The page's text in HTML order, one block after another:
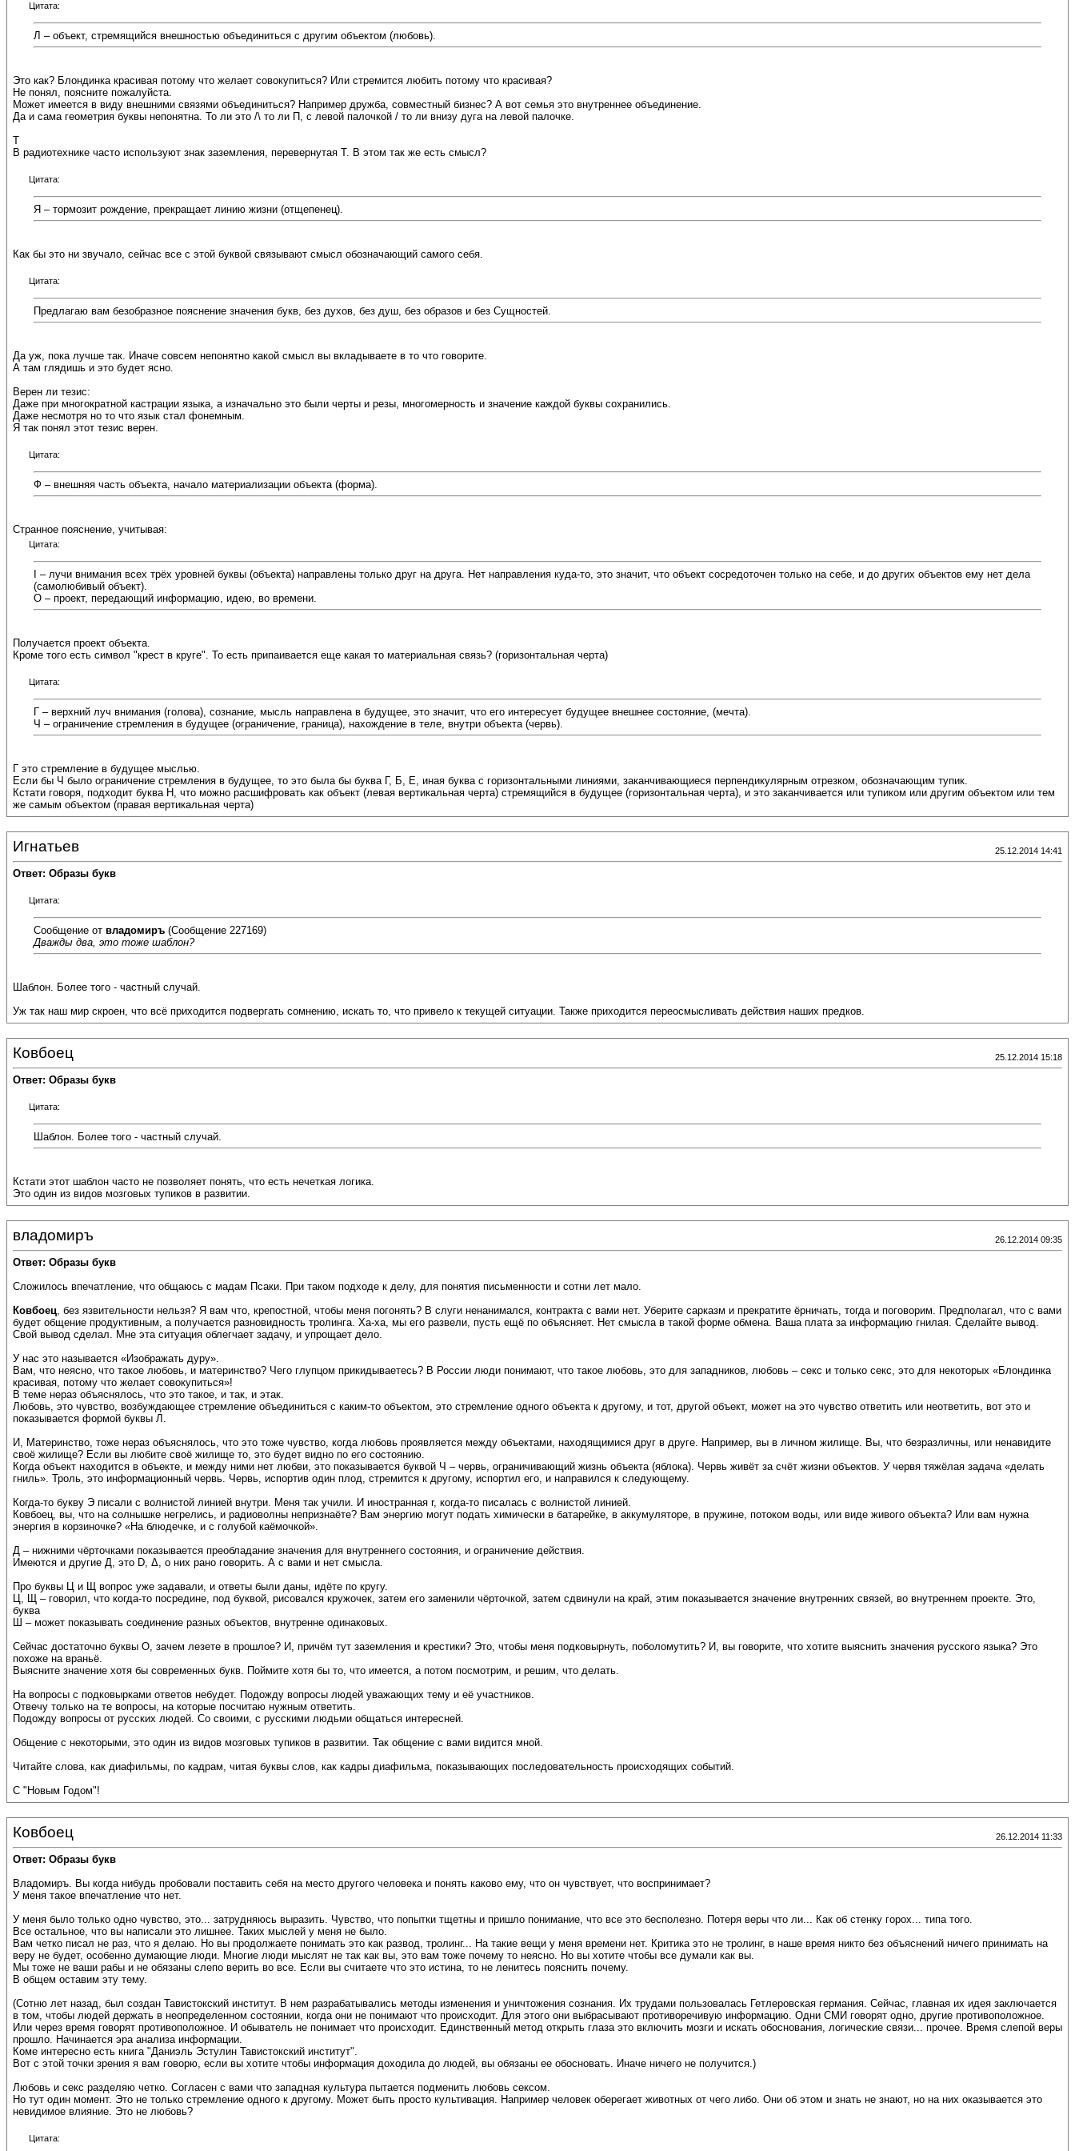
Цитата:
Л – объект, стремящийся внешностью объединиться с другим объектом (любовь).
Это как? Блондинка красивая потому что желает совокупиться? Или стремится любить потому что красивая?
Не понял, поясните пожалуйста.
Может имеется в виду внешними связями объединиться? Например дружба, совместный бизнес? А вот семья это внутреннее объединение.
Да и сама геометрия буквы непонятна. То ли это /\ то ли П, с левой палочкой / то ли внизу дуга на левой палочке.
Т
В радиотехнике часто используют знак заземления, перевернутая Т. В этом так же есть смысл?
Цитата:
Я – тормозит рождение, прекращает линию жизни (отщепенец).
Как бы это ни звучало, сейчас все с этой буквой связывают смысл обозначающий самого себя.
Цитата:
Предлагаю вам безобразное пояснение значения букв, без духов, без душ, без образов и без Сущностей.
Да уж, пока лучше так. Иначе совсем непонятно какой смысл вы вкладываете в то что говорите.
А там глядишь и это будет ясно.
Верен ли тезис:
Даже при многократной кастрации языка, а изначально это были черты и резы, многомерность и значение каждой буквы сохранились.
Даже несмотря но то что язык стал фонемным.
Я так понял этот тезис верен.
Цитата:
Ф – внешняя часть объекта, начало материализации объекта (форма).
Странное пояснение, учитывая:
Цитата:
I – лучи внимания всех трёх уровней буквы (объекта) направлены только друг на друга. Нет направления куда-то, это значит, что объект сосредоточен только на себе, и до других объектов ему нет дела
(самолюбивый объект).
О – проект, передающий информацию, идею, во времени.
Получается проект объекта.
Кроме того есть символ "крест в круге". То есть припаивается еще какая то материальная связь? (горизонтальная черта)
Цитата:
Г – верхний луч внимания (голова), сознание, мысль направлена в будущее, это значит, что его интересует будущее внешнее состояние, (мечта).
Ч – ограничение стремления в будущее (ограничение, граница), нахождение в теле, внутри объекта (червь).
Г это стремление в будущее мыслью.
Если бы Ч было ограничение стремления в будущее, то это была бы буква Г, Б, Е, иная буква с горизонтальными линиями, заканчивающиеся перпендикулярным отрезком, обозначающим тупик.
Кстати говоря, подходит буква Н, что можно расшифровать как объект (левая вертикальная черта) стремящийся в будущее (горизонтальная черта), и это заканчивается или тупиком или другим объектом или тем
же самым объектом (правая вертикальная черта)
Игнатьев 25.12.2014 14:41
Ответ: Образы букв
Цитата:
Сообщение от владомиръ (Сообщение 227169)
Дважды два, это тоже шаблон?
Шаблон. Более того - частный случай.
Уж так наш мир скроен, что всё приходится подвергать сомнению, искать то, что привело к текущей ситуации. Также приходится переосмысливать действия наших предков.
Ковбоец 25.12.2014 15:18
Ответ: Образы букв
Цитата:
Шаблон. Более того - частный случай.
Кстати этот шаблон часто не позволяет понять, что есть нечеткая логика.
Это один из видов мозговых тупиков в развитии.
владомиръ 26.12.2014 09:35
Ответ: Образы букв
Сложилось впечатление, что общаюсь с мадам Псаки. При таком подходе к делу, для понятия письменности и сотни лет мало.
Ковбоец, без язвительности нельзя? Я вам что, крепостной, чтобы меня погонять? В слуги ненанимался, контракта с вами нет. Уберите сарказм и прекратите ёрничать, тогда и поговорим. Предполагал, что с вами
будет общение продуктивным, а получается разновидность тролинга. Ха-ха, мы его развели, пусть ещё по объясняет. Нет смысла в такой форме обмена. Ваша плата за информацию гнилая. Сделайте вывод.
Свой вывод сделал. Мне эта ситуация облегчает задачу, и упрощает дело.
У нас это называется «Изображать дуру».
Вам, что неясно, что такое любовь, и материнство? Чего глупцом прикидываетесь? В России люди понимают, что такое любовь, это для западников, любовь – секс и только секс, это для некоторых «Блондинка
красивая, потому что желает совокупиться»!
В теме нераз объяснялось, что это такое, и так, и этак.
Любовь, это чувство, возбуждающее стремление объединиться с каким-то объектом, это стремление одного объекта к другому, и тот, другой объект, может на это чувство ответить или неответить, вот это и
показывается формой буквы Л.
И, Материнство, тоже нераз объяснялось, что это тоже чувство, когда любовь проявляется между объектами, находящимися друг в друге. Например, вы в личном жилище. Вы, что безразличны, или ненавидите
своё жилище? Если вы любите своё жилище то, это будет видно по его состоянию.
Когда объект находится в объекте, и между ними нет любви, это показывается буквой Ч – червь, ограничивающий жизнь объекта (яблока). Червь живёт за счёт жизни объектов. У червя тяжёлая задача «делать
гниль». Троль, это информационный червь. Червь, испортив один плод, стремится к другому, испортил его, и направился к следующему.
Когда-то букву Э писали с волнистой линией внутри. Меня так учили. И иностранная r, когда-то писалась с волнистой линией.
Ковбоец, вы, что на солнышке негрелись, и радиоволны непризнаёте? Вам энергию могут подать химически в батарейке, в аккумуляторе, в пружине, потоком воды, или виде живого объекта? Или вам нужна
энергия в корзиночке? «На блюдечке, и с голубой каёмочкой».
Д – нижними чёрточками показывается преобладание значения для внутреннего состояния, и ограничение действия.
Имеются и другие Д, это D, Δ, о них рано говорить. А с вами и нет смысла.
Про буквы Ц и Щ вопрос уже задавали, и ответы были даны, идёте по кругу.
Ц, Щ – говорил, что когда-то посредине, под буквой, рисовался кружочек, затем его заменили чёрточкой, затем сдвинули на край, этим показывается значение внутренних связей, во внутреннем проекте. Это,
буква
Ш – может показывать соединение разных объектов, внутренне одинаковых.
Сейчас достаточно буквы О, зачем лезете в прошлое? И, причём тут заземления и крестики? Это, чтобы меня подковырнуть, поболомутить? И, вы говорите, что хотите выяснить значения русского языка? Это
похоже на враньё.
Выясните значение хотя бы современных букв. Поймите хотя бы то, что имеется, а потом посмотрим, и решим, что делать.
На вопросы с подковырками ответов небудет. Подожду вопросы людей уважающих тему и её участников.
Отвечу только на те вопросы, на которые посчитаю нужным ответить.
Подожду вопросы от русских людей. Со своими, с русскими людьми общаться интересней.
Общение с некоторыми, это один из видов мозговых тупиков в развитии. Так общение с вами видится мной.
Читайте слова, как диафильмы, по кадрам, читая буквы слов, как кадры диафильма, показывающих последовательность происходящих событий.
С "Новым Годом"!
Ковбоец 26.12.2014 11:33
Ответ: Образы букв
Владомиръ. Вы когда нибудь пробовали поставить себя на место другого человека и понять каково ему, что он чувствует, что воспринимает?
У меня такое впечатление что нет.
У меня было только одно чувство, это... затрудняюсь выразить. Чувство, что попытки тщетны и пришло понимание, что все это бесполезно. Потеря веры что ли... Как об стенку горох... типа того.
Все остальное, что вы написали это лишнее. Таких мыслей у меня не было.
Вам четко писал не раз, что я делаю. Но вы продолжаете понимать это как развод, тролинг... На такие вещи у меня времени нет. Критика это не тролинг, в наше время никто без объяснений ничего принимать на
веру не будет, особенно думающие люди. Многие люди мыслят не так как вы, это вам тоже почему то неясно. Но вы хотите чтобы все думали как вы.
Мы тоже не ваши рабы и не обязаны слепо верить во все. Если вы считаете что это истина, то не ленитесь пояснить почему.
В общем оставим эту тему.
(Сотню лет назад, был создан Тавистокский институт. В нем разрабатывались методы изменения и уничтожения сознания. Их трудами пользовалась Гетлеровская германия. Сейчас, главная их идея заключается
в том, чтобы людей держать в неопределенном состоянии, когда они не понимают что происходит. Для этого они выбрасывают противоречивую информацию. Одни СМИ говорят одно, другие противоположное.
Или через время говорят противоположное. И обыватель не понимает что происходит. Единственный метод открыть глаза это включить мозги и искать обоснования, логические связи... прочее. Время слепой веры
прошло. Начинается эра анализа информации.
Коме интересно есть книга "Даниэль Эстулин Тавистокский институт".
Вот с этой точки зрения я вам говорю, если вы хотите чтобы информация доходила до людей, вы обязаны ее обосновать. Иначе ничего не получится.)
Любовь и секс разделяю четко. Согласен с вами что западная культура пытается подменить любовь сексом.
Но тут один момент. Это не только стремление одного к другому. Может быть просто культивация. Например человек оберегает животных от чего либо. Они об этом и знать не знают, но на них оказывается это
невидимое влияние. Это не любовь?
Цитата: